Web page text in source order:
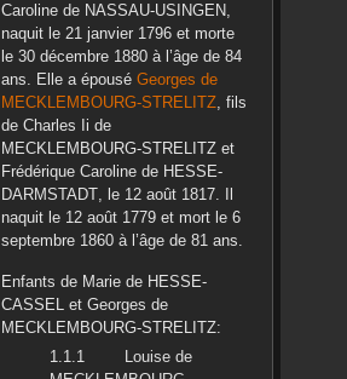
Carolinede NASSAU-USINGEN,
naquit le 21 janvier 1796et morte
le 30 décembre 1880à l’âge de 84
ans. Elle a épousé Georges de
MECKLEMBOURG-STRELITZ, fils
de Charles Ii de
MECKLEMBOURG-STRELITZet
Frédérique Carolinede HESSE-
DARMSTADT, le 12 août 1817. Il
naquit le 12 août 1779et mort le 6
septembre 1860à l’âge de 81 ans.
Enfants de Mariede HESSE-
CASSELet Georges de
MECKLEMBOURG-STRELITZ:
Louisede